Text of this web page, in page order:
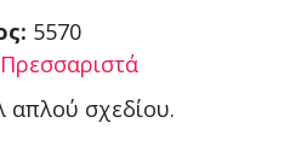
5570
απλού σχεδίου.